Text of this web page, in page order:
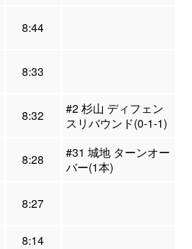
8:44
8:33
8:32
#2 杉山 ディフェン
スリバウンド(0-1-1)
8:28
#31 城地 ターンオー
バー(1本)
8:27
8:14